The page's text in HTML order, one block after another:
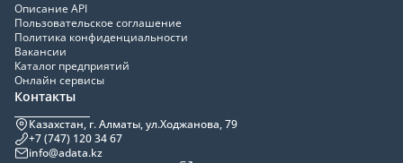
Описание API
Пользовательское соглашение
Политика конфиденциальности
Вакансии
Каталог предприятий
Онлайн сервисы
Контакты
Казахстан, г. Алматы, ул.Ходжанова, 79
+7 (747) 120 34 67
info@adata.kz